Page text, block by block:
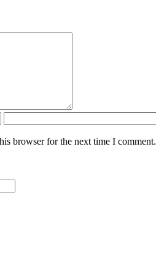
browser for the next time I comment.